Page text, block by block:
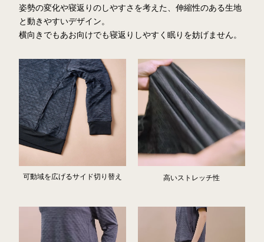
姿勢の変化や寝返りのしやすさを考えた、伸縮性のある生地
と動きやすいデザイン。
横向きでもあお向けでも寝返りしやすく眠りを妨げません。
可動域を広げるサイド切り替え 高いストレッチ性